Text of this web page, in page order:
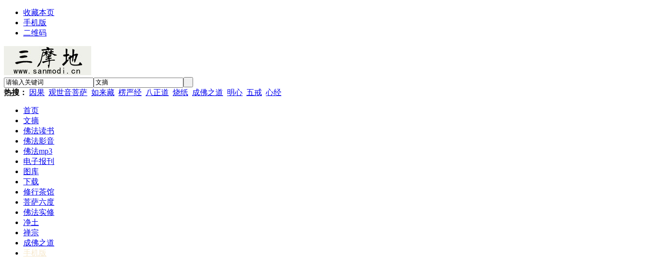
收藏本页
手机版
二维码
热搜： 因果 观世音菩萨 如来藏 楞严经 八正道 烧纸 成佛之道 明心 五戒 心经
首页
文摘
佛法读书
佛法影音
佛法mp3
电子报刊
图库
下载
修行茶馆
菩萨六度
佛法实修
净土
禅宗
成佛之道
手机版